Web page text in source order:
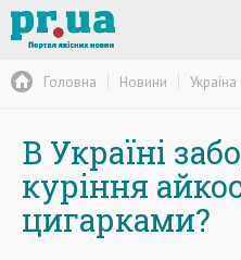
Головна Новини Україна
В Україні
куріння
цигарками?